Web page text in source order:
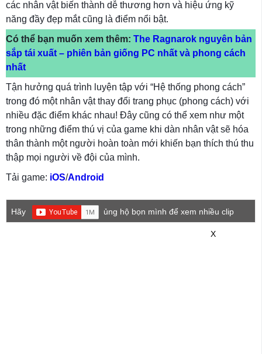
các nhân vật biến thành dễ thương hơn và hiệu ứng kỹ
năng đầy đẹp mắt cũng là điểm nổi bật.
Có thể bạn muốn xem thêm: The Ragnarok nguyên bản
sắp tái xuất – phiên bản giống PC nhất và phong cách
nhất
Tận hưởng quá trình luyện tập với “Hệ thống phong cách”
trong đó một nhân vật thay đổi trang phục (phong cách) với
nhiều đặc điểm khác nhau! Đây cũng có thể xem như một
trong những điểm thú vị của game khi dàn nhân vật sẽ hóa
thân thành một người hoàn toàn mới khiến bạn thích thú thu
thập mọi người về đội của mình.
Tải game: iOS/Android
Hãy
ủng hộ bọn mình để xem nhiều clip
X